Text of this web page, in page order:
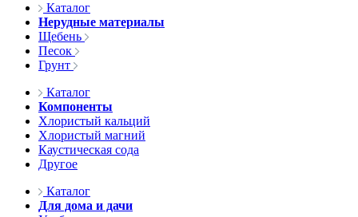
Каталог
Нерудные материалы
Щебень
Песок
Грунт
Каталог
Компоненты
Хлористый кальций
Хлористый магний
Каустическая сода
Другое
Каталог
Для дома и дачи